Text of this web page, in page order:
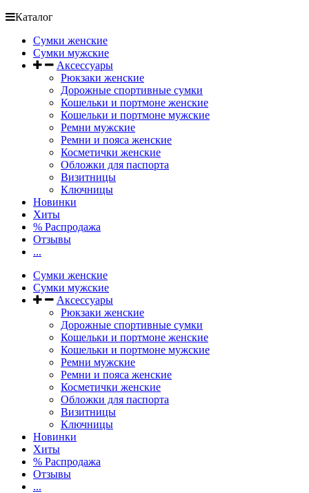
Каталог
Сумки женские
Сумки мужские
Аксессуары
Рюкзаки женские
Дорожные спортивные сумки
Кошельки и портмоне женские
Кошельки и портмоне мужские
Ремни мужские
Ремни и пояса женские
Косметички женские
Обложки для паспорта
Визитницы
Ключницы
Новинки
Хиты
% Распродажа
Отзывы
...
Сумки женские
Сумки мужские
Аксессуары
Рюкзаки женские
Дорожные спортивные сумки
Кошельки и портмоне женские
Кошельки и портмоне мужские
Ремни мужские
Ремни и пояса женские
Косметички женские
Обложки для паспорта
Визитницы
Ключницы
Новинки
Хиты
% Распродажа
Отзывы
...